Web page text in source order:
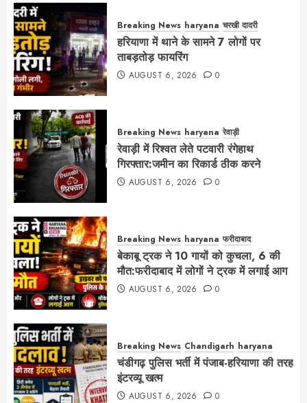
Breaking News haryana चरखी दादरी
हरियाणा में थाने के सामने 7 लोगों पर
ताबड़तोड़ फायरिंग
AUGUST 6, 2026 0
Breaking News haryana रेवाड़ी
रेवाड़ी में रिश्वत लेते पटवारी रंगेहाथ
गिरफ्तार:जमीन का रिकार्ड ठीक करने
AUGUST 6, 2026 0
Breaking News haryana फरीदाबाद
बेकाबू ट्रक ने 10 गायों को कुचला, 6 की
मौत:फरीदाबाद में लोगों ने ट्रक में लगाई आग
AUGUST 6, 2026 0
Breaking News Chandigarh haryana
चंडीगढ़ पुलिस भर्ती में पंजाब-हरियाणा की तरह
इंटरव्यू खत्म
AUGUST 6, 2026 0